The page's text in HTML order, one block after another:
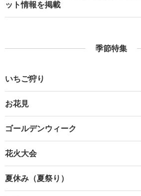
ット情報を掲載
季節特集
いちご狩り
お花見
ゴールデンウィーク
花火大会
夏休み（夏祭り）